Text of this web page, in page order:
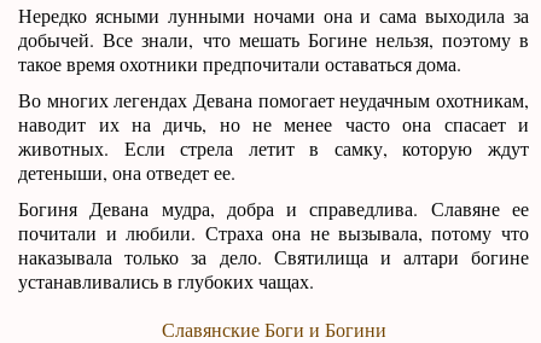
Нередко ясными лунными ночами она и сама выходила за
добычей. Все знали, что мешать Богине нельзя, поэтому в
такое время охотники предпочитали оставаться дома.
Во многих легендах Девана помогает неудачным охотникам,
наводит их на дичь, но не менее часто она спасает и
животных. Если стрела летит в самку, которую ждут
детеныши, она отведет ее.
Богиня Девана мудра, добра и справедлива. Славяне ее
почитали и любили. Страха она не вызывала, потому что
наказывала только за дело. Святилища и алтари богине
устанавливались в глубоких чащах.
Славянские Боги и Богини